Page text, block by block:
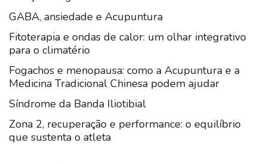
GABA, ansiedade e Acupuntura
Fitoterapia e ondas de calor: um olhar integrativo
para o climatério
Fogachos e menopausa: como a Acupuntura e a
Medicina Tradicional Chinesa podem ajudar
Síndrome da Banda Iliotibial
Zona 2, recuperação e performance: o equilíbrio
que sustenta o atleta